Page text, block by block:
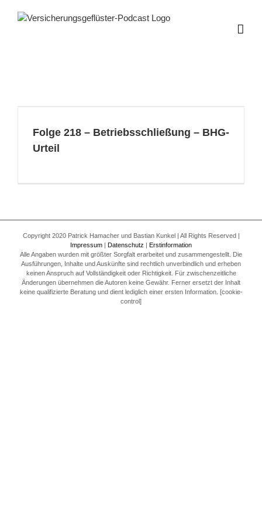
Inhalt
Folge 218 – Betriebsschließung – BHG-
Urteil
Copyright 2020 Patrick Hamacher und Bastian Kunkel | All Rights Reserved |
Impressum | Datenschutz | Erstinformation
Alle Angaben wurden mit größter Sorgfalt erarbeitet und zusammengestellt. Die
Ausführungen, Inhalte und Auskünfte sind rechtlich unverbindlich und erheben
keinen Anspruch auf Vollständigkeit oder Richtigkeit. Für zwischenzeitliche
Änderungen übernehmen die Autoren keine Gewähr. Ferner ersetzt der Inhalt
keine qualifizierte Beratung und dient lediglich einer ersten Information. [cookie-
control]